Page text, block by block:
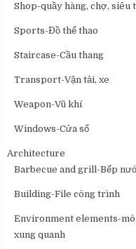
Shop-quầy hàng, chợ, siêu
Sports-Đồ thể thao
Staircase-Cầu thang
Transport-Vận tải, xe
Weapon-Vũ khí
Windows-Cửa sổ
Architecture
Barbecue and grill-Bếp
Building-File công trình
Environment elements-
xung quanh